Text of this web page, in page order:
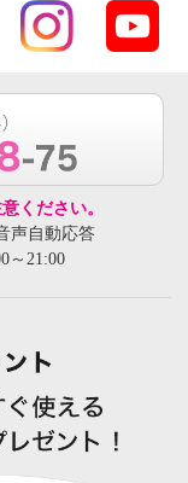
ください。
声自動応答
～21:00